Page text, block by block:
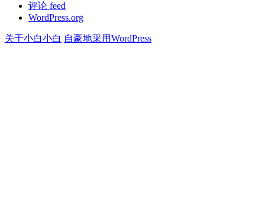
评论 feed
WordPress.org
关于小白小白 自豪地采用WordPress